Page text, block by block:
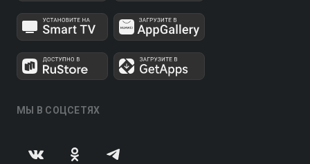
МЫ В СОЦСЕТЯХ